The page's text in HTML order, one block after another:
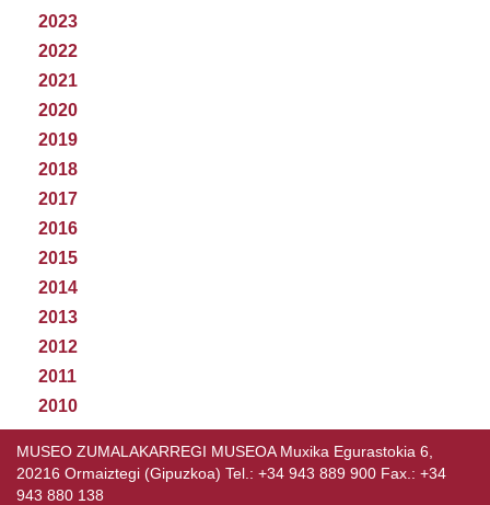
2023
2022
2021
2020
2019
2018
2017
2016
2015
2014
2013
2012
2011
2010
MUSEO ZUMALAKARREGI MUSEOA Muxika Egurastokia 6,
20216 Ormaiztegi (Gipuzkoa) Tel.: +34 943 889 900 Fax.: +34
943 880 138